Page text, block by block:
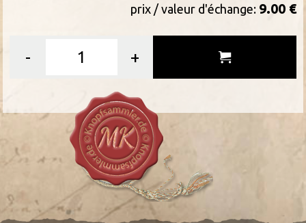
prix / valeur d'échange: 9.00 €
- +